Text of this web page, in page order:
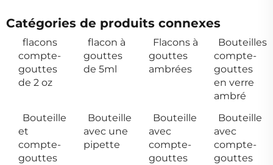
Catégories de produits connexes
flacons
compte-
gouttes
de 2 oz
flacon à
gouttes
de 5ml
Flacons à
gouttes
ambrées
Bouteilles
compte-
gouttes
en verre
ambré
Bouteille
et
compte-
gouttes
Bouteille
avec une
pipette
Bouteille
avec
compte-
gouttes
Bouteille
avec
compte-
gouttes